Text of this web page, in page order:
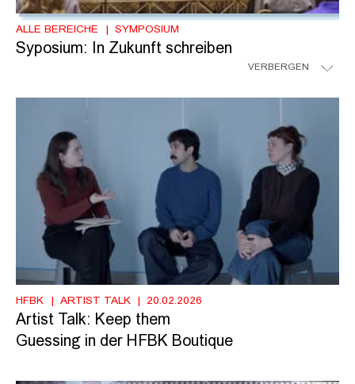
ALLE BEREICHE SYMPOSIUM
Syposium: In Zukunft schreiben
VERBERGEN
HFBK ARTIST TALK 20.02.2026
Artist Talk: Keep them
Guessing in der HFBK Boutique